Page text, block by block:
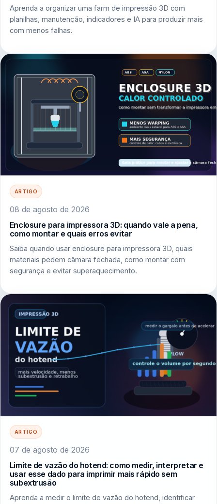
Aprenda a organizar uma farm de impressão 3D com
planilhas, manutenção, indicadores e IA para produzir mais
com menos falhas.
ARTIGO
08 de agosto de 2026
Enclosure para impressora 3D: quando vale a pena,
como montar e quais erros evitar
Saiba quando usar enclosure para impressora 3D, quais
materiais pedem câmara fechada, como montar com
segurança e evitar superaquecimento.
ARTIGO
07 de agosto de 2026
Limite de vazão do hotend: como medir, interpretar e
usar esse dado para imprimir mais rápido sem
subextrusão
Aprenda a medir o limite de vazão do hotend, identificar